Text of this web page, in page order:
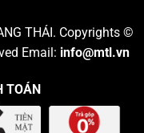
THÁI. Copyrights ©
Email: info@mtl.vn
TOÁN